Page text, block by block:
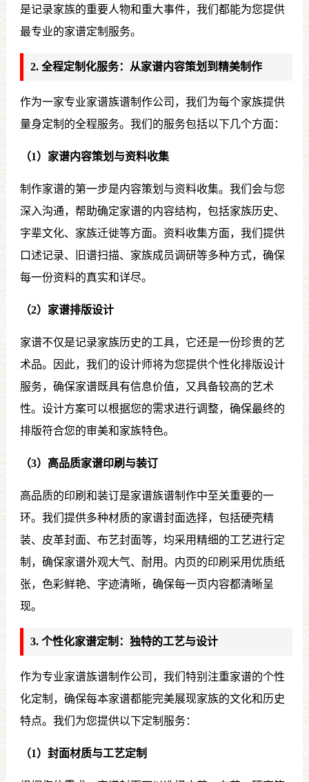
是记录家族的重要人物和重大事件，我们都能为您提供
最专业的家谱定制服务。
2. 全程定制化服务：从家谱内容策划到精美制作
作为一家专业家谱族谱制作公司，我们为每个家族提供
量身定制的全程服务。我们的服务包括以下几个方面：
（1）家谱内容策划与资料收集
制作家谱的第一步是内容策划与资料收集。我们会与您
深入沟通，帮助确定家谱的内容结构，包括家族历史、
字辈文化、家族迁徙等方面。资料收集方面，我们提供
口述记录、旧谱扫描、家族成员调研等多种方式，确保
每一份资料的真实和详尽。
（2）家谱排版设计
家谱不仅是记录家族历史的工具，它还是一份珍贵的艺
术品。因此，我们的设计师将为您提供个性化排版设计
服务，确保家谱既具有信息价值，又具备较高的艺术
性。设计方案可以根据您的需求进行调整，确保最终的
排版符合您的审美和家族特色。
（3）高品质家谱印刷与装订
高品质的印刷和装订是家谱族谱制作中至关重要的一
环。我们提供多种材质的家谱封面选择，包括硬壳精
装、皮革封面、布艺封面等，均采用精细的工艺进行定
制，确保家谱外观大气、耐用。内页的印刷采用优质纸
张，色彩鲜艳、字迹清晰，确保每一页内容都清晰呈
现。
3. 个性化家谱定制：独特的工艺与设计
作为专业家谱族谱制作公司，我们特别注重家谱的个性
化定制，确保每本家谱都能完美展现家族的文化和历史
特点。我们为您提供以下定制服务：
（1）封面材质与工艺定制